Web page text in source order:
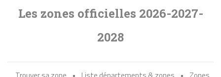
Les zones officielles 2026-2027-
2028